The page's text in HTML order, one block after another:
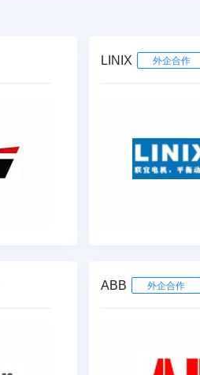
LINIX 外企合作
ABB 外企合作